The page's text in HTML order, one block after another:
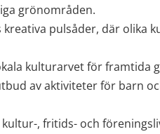
grönområden.
pulsåder, där olika
kulturarvet för framtida
av aktiviteter för barn
, fritids- och